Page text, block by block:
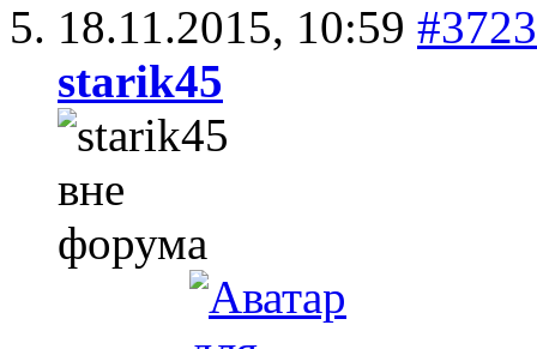
18.11.2015, 10:59 #3723
starik45